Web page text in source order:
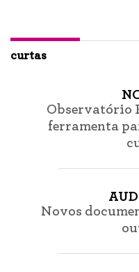
curtas
Observatório
ferramenta
Novos